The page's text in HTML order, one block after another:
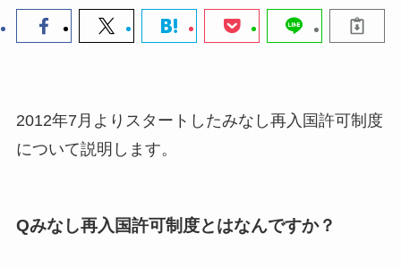
2012年7月よりスタートしたみなし再入国許可制度
について説明します。
Qみなし再入国許可制度とはなんですか？